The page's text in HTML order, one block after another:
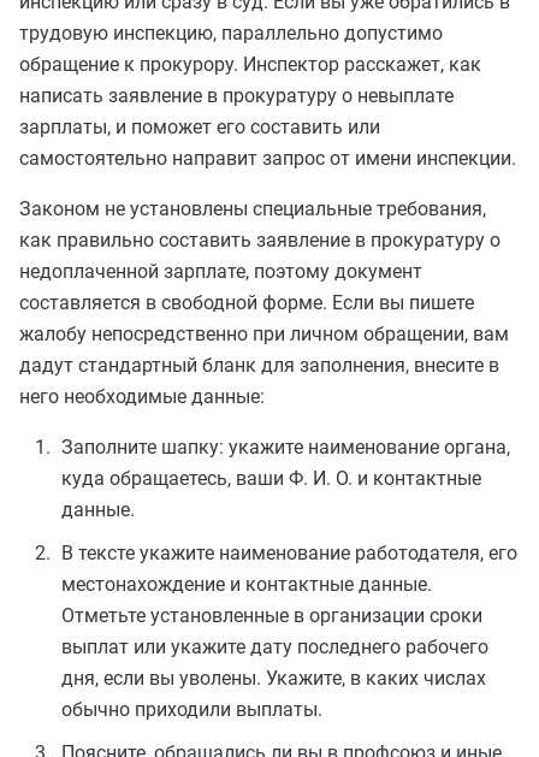
трудовую инспекцию, параллельно допустимо
обращение к прокурору. Инспектор расскажет, как
написать заявление в прокуратуру о невыплате
зарплаты, и поможет его составить или
самостоятельно направит запрос от имени инспекции.
Законом не установлены специальные требования,
как правильно составить заявление в прокуратуру о
недоплаченной зарплате, поэтому документ
составляется в свободной форме. Если вы пишете
жалобу непосредственно при личном обращении, вам
дадут стандартный бланк для заполнения, внесите в
него необходимые данные:
Заполните шапку: укажите наименование органа,
куда обращаетесь, ваши Ф. И. О. и контактные
данные.
В тексте укажите наименование работодателя, его
местонахождение и контактные данные.
Отметьте установленные в организации сроки
выплат или укажите дату последнего рабочего
дня, если вы уволены. Укажите, в каких числах
обычно приходили выплаты.